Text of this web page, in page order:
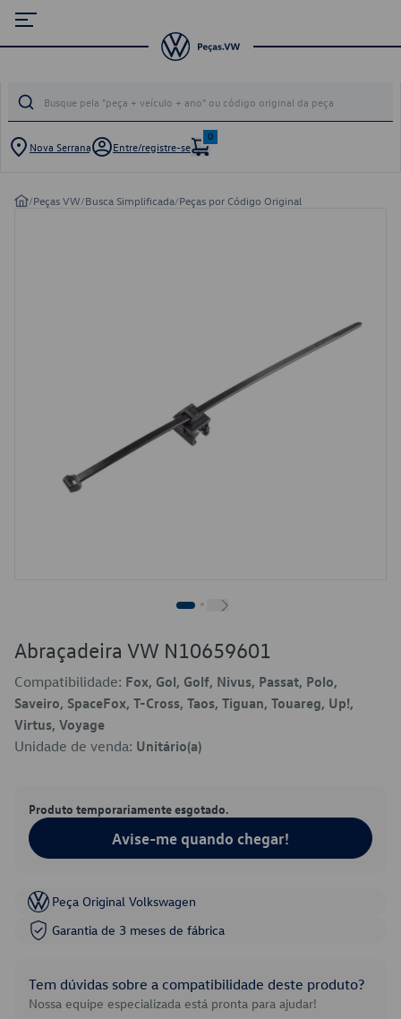
Nova Serrana Entre/registre-se
0
/Peças VW/Busca Simplificada/Peças por Código Original
Abraçadeira VW N10659601
Compatibilidade: Fox, Gol, Golf, Nivus, Passat, Polo,
Saveiro, SpaceFox, T-Cross, Taos, Tiguan, Touareg, Up!,
Virtus, Voyage
Unidade de venda: Unitário(a)
Produto temporariamente esgotado.
Avise-me quando chegar!
Peça Original Volkswagen
Garantia de 3 meses de fábrica
Tem dúvidas sobre a compatibilidade deste produto?
Nossa equipe especializada está pronta para ajudar!